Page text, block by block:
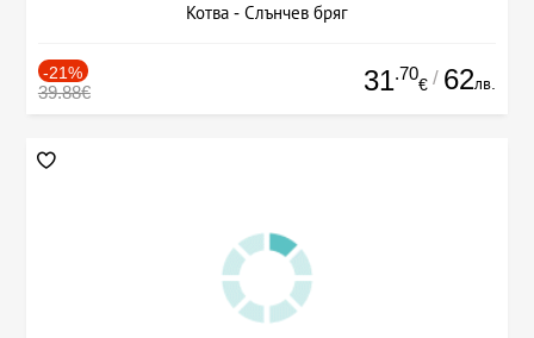
Котва - Слънчев бряг
-21%
39.88€ 31.70
€ / 62лв.